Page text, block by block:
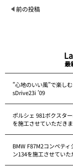
前の投稿
最
”心地のいい風”で楽し
sDrive23i ’09
ポルシェ 981ボクスタ
を施工させていただきま
BMW F87M2コンペテ
ン134を施工させていた